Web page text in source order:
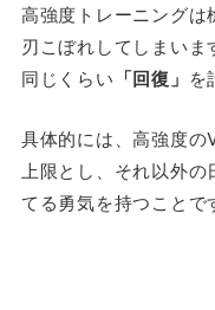
高強度トレーニング
刃こぼれしてしまい
同じくらい 「回復」 を
具体的には、高強度
上限とし、それ以外
てる勇気を持つことで